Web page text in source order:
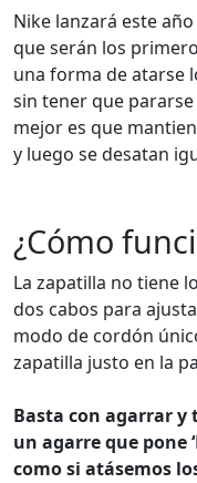
Nike lanzará este
que serán los
una forma de atarse
sin tener que
mejor es que
y luego se desatan
¿Cómo
La zapatilla no tiene
dos cabos para
modo de cordón
zapatilla justo en la
Basta con agarrar y
un agarre que pone
como si atásemos